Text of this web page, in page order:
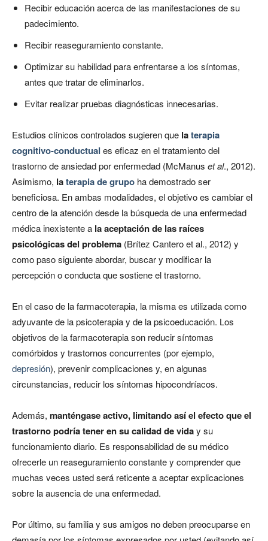
Recibir educación acerca de las manifestaciones de su
padecimiento.
Recibir reaseguramiento constante.
Optimizar su habilidad para enfrentarse a los síntomas,
antes que tratar de eliminarlos.
Evitar realizar pruebas diagnósticas innecesarias.
Estudios clínicos controlados sugieren que laterapia
cognitivo-conductual es eficaz en el tratamiento del
trastorno de ansiedad por enfermedad (McManus et al., 2012).
Asimismo, laterapia de grupo ha demostrado ser
beneficiosa. En ambas modalidades, el objetivo es cambiar el
centro de la atención desde la búsqueda de una enfermedad
médica inexistente a la aceptación de las raíces
psicológicas del problema (Brítez Cantero et al., 2012) y
como paso siguiente abordar, buscar y modificar la
percepción o conducta que sostiene el trastorno.
En el caso de la farmacoterapia, la misma es utilizada como
adyuvante de la psicoterapia y de la psicoeducación. Los
objetivos de la farmacoterapia son reducir síntomas
comórbidos y trastornos concurrentes (por ejemplo,
depresión), prevenir complicaciones y, en algunas
circunstancias, reducir los síntomas hipocondríacos.
Además, manténgase activo, limitando así el efecto que el
trastorno podría tener en su calidad de viday su
funcionamiento diario. Es responsabilidad de su médico
ofrecerle un reaseguramiento constante y comprender que
muchas veces usted será reticente a aceptar explicaciones
sobre la ausencia de una enfermedad.
Por último, su familia y sus amigos no deben preocuparse en